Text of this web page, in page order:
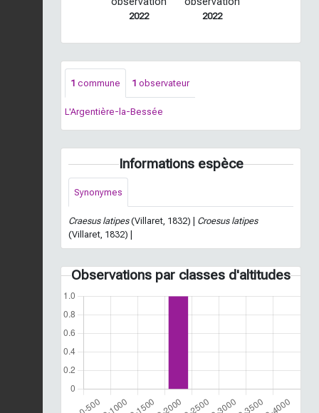
2022 2022
1 commune 1 observateur
L'Argentière-la-Bessée
Informations espèce
Synonymes
Craesus latipes(Villaret, 1832) | Croesus latipes
(Villaret, 1832) |
Observations par classes d'altitudes